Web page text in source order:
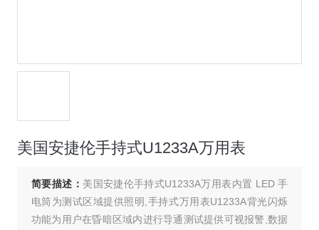
美国安捷伦手持式U1233A万用表
简要描述： 美国安捷伦手持式U1233A万用表内置 LED 手
电筒为测试区域提供照明,手持式万用表U1233A背光闪烁
功能为用户在昏暗区域内进行导通测试提供可视报警,数据